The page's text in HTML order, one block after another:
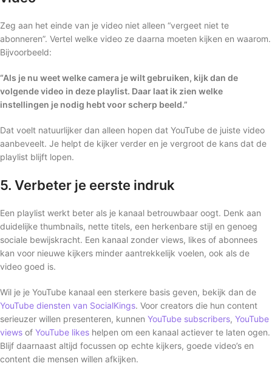
Zeg aan het einde van je video niet alleen “vergeet niet te
abonneren”. Vertel welke video ze daarna moeten kijken en waarom.
Bijvoorbeeld:
“Als je nu weet welke camera je wilt gebruiken, kijk dan de
volgende video in deze playlist. Daar laat ik zien welke
instellingen je nodig hebt voor scherp beeld.”
Dat voelt natuurlijker dan alleen hopen dat YouTube de juiste video
aanbeveelt. Je helpt de kijker verder en je vergroot de kans dat de
playlist blijft lopen.
5. Verbeter je eerste indruk
Een playlist werkt beter als je kanaal betrouwbaar oogt. Denk aan
duidelijke thumbnails, nette titels, een herkenbare stijl en genoeg
sociale bewijskracht. Een kanaal zonder views, likes of abonnees
kan voor nieuwe kijkers minder aantrekkelijk voelen, ook als de
video goed is.
Wil je je YouTube kanaal een sterkere basis geven, bekijk dan de
YouTube diensten van SocialKings. Voor creators die hun content
serieuzer willen presenteren, kunnen YouTube subscribers, YouTube
views of YouTube likes helpen om een kanaal actiever te laten ogen.
Blijf daarnaast altijd focussen op echte kijkers, goede video’s en
content die mensen willen afkijken.